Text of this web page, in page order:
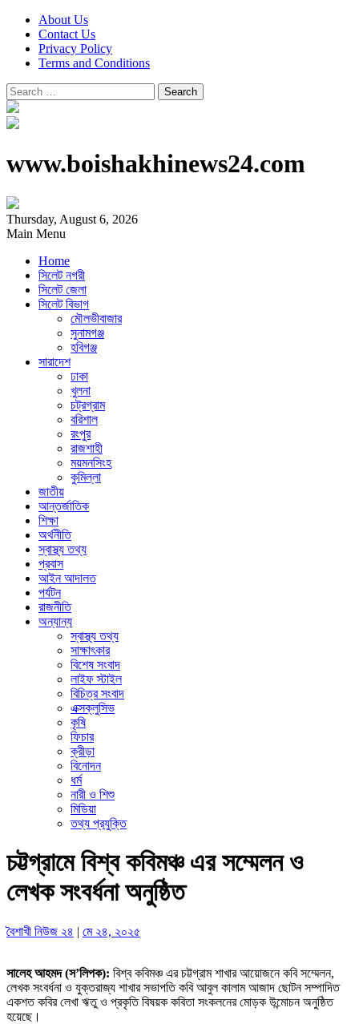
About Us
Contact Us
Privacy Policy
Terms and Conditions
Search
for:
www.boishakhinews24.com
Thursday, August 6, 2026
Main Menu
Home
সিলেট নগরী
সিলেট জেলা
সিলেট বিভাগ
মৌলভীবাজার
সুনামগঞ্জ
হবিগঞ্জ
সারাদেশ
ঢাকা
খুলনা
চট্রগ্রাম
বরিশাল
রংপুর
রাজশাহী
ময়মনসিংহ
কুমিল্লা
জাতীয়
আন্তর্জাতিক
শিক্ষা
অর্থনীতি
স্বাস্থ্য তথ্য
প্রবাস
আইন আদালত
পর্যটন
রাজনীতি
অন্যান্য
স্বাস্থ্য তথ্য
সাক্ষাৎকার
বিশেষ সংবাদ
লাইফ স্টাইল
বিচিত্র সংবাদ
এক্সক্লুসিভ
কৃষি
ফিচার
ক্রীড়া
বিনোদন
ধর্ম
নারী ও শিশু
মিডিয়া
তথ্য প্রযুক্তি
চট্টগ্রামে বিশ্ব কবিমঞ্চ এর সম্মেলন ও
লেখক সংবর্ধনা অনুষ্ঠিত
বৈশাখী নিউজ ২৪ | মে ২৪, ২০২৫
সালেহ আহমদ (স’লিপক): বিশ্ব কবিমঞ্চ এর চট্টগ্রাম শাখার আয়োজনে কবি সম্মেলন,
লেখক সংবর্ধনা ও যুক্তরাজ্য শাখার সভাপতি কবি আবুল কালাম আজাদ ছোটন সম্পাদিত
একশত কবির লেখা ঋতু ও প্রকৃতি বিষয়ক কবিতা সংকলনের মোড়ক উন্মোচন অনুষ্ঠিত
হয়েছে।